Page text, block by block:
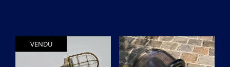
VENDU